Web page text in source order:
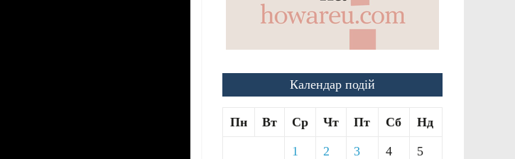
Календар подій
Пн Вт Ср Чт Пт Сб Нд
1 2 3 4 5